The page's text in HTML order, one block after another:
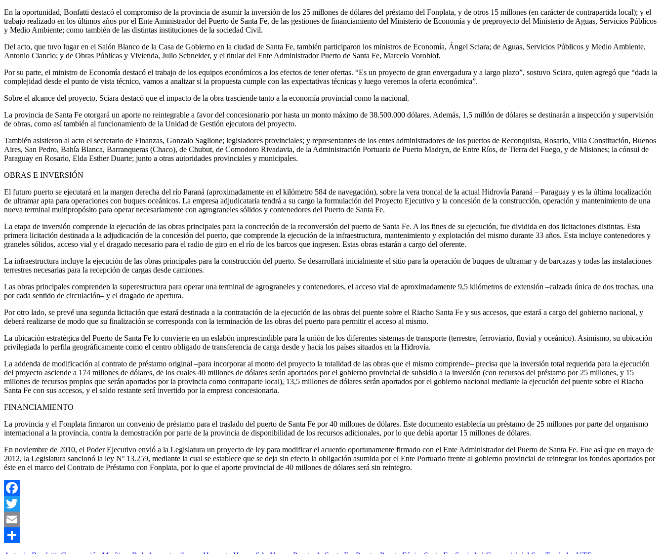
En la oportunidad, Bonfatti destacó el compromiso de la provincia de asumir la inversión de los 25 millones de dólares del préstamo del Fonplata, y de otros 15 millones (en carácter de contrapartida local); y el
trabajo realizado en los últimos años por el Ente Aministrador del Puerto de Santa Fe, de las gestiones de financiamiento del Ministerio de Economía y de preproyecto del Ministerio de Aguas, Servicios Públicos
y Medio Ambiente; como también de las distintas instituciones de la sociedad Civil.
Del acto, que tuvo lugar en el Salón Blanco de la Casa de Gobierno en la ciudad de Santa Fe, también participaron los ministros de Economía, Ángel Sciara; de Aguas, Servicios Públicos y Medio Ambiente,
Antonio Ciancio; y de Obras Públicas y Vivienda, Julio Schneider, y el titular del Ente Administrador Puerto de Santa Fe, Marcelo Vorobiof.
Por su parte, el ministro de Economía destacó el trabajo de los equipos económicos a los efectos de tener ofertas. “Es un proyecto de gran envergadura y a largo plazo”, sostuvo Sciara, quien agregó que “dada la
complejidad desde el punto de vista técnico, vamos a analizar si la propuesta cumple con las expectativas técnicas y luego veremos la oferta económica”.
Sobre el alcance del proyecto, Sciara destacó que el impacto de la obra trasciende tanto a la economía provincial como la nacional.
La provincia de Santa Fe otorgará un aporte no reintegrable a favor del concesionario por hasta un monto máximo de 38.500.000 dólares. Además, 1,5 millón de dólares se destinarán a inspección y supervisión
de obras, como así también al funcionamiento de la Unidad de Gestión ejecutora del proyecto.
También asistieron al acto el secretario de Finanzas, Gonzalo Saglione; legisladores provinciales; y representantes de los entes administradores de los puertos de Reconquista, Rosario, Villa Constitución, Buenos
Aires, San Pedro, Bahía Blanca, Barranqueras (Chaco), de Chubut, de Comodoro Rivadavia, de la Administración Portuaria de Puerto Madryn, de Entre Ríos, de Tierra del Fuego, y de Misiones; la cónsul de
Paraguay en Rosario, Elda Esther Duarte; junto a otras autoridades provinciales y municipales.
OBRAS E INVERSIÓN
El futuro puerto se ejecutará en la margen derecha del río Paraná (aproximadamente en el kilómetro 584 de navegación), sobre la vera troncal de la actual Hidrovía Paraná – Paraguay y es la última localización
de ultramar apta para operaciones con buques oceánicos. La empresa adjudicataria tendrá a su cargo la formulación del Proyecto Ejecutivo y la concesión de la construcción, operación y mantenimiento de una
nueva terminal multipropósito para operar necesariamente con agrograneles sólidos y contenedores del Puerto de Santa Fe.
La etapa de inversión comprende la ejecución de las obras principales para la concreción de la reconversión del puerto de Santa Fe. A los fines de su ejecución, fue dividida en dos licitaciones distintas. Esta
primera licitación destinada a la adjudicación de la concesión del puerto, que comprende la ejecución de la infraestructura, mantenimiento y explotación del mismo durante 33 años. Esta incluye contenedores y
graneles sólidos, acceso vial y el dragado necesario para el radio de giro en el río de los barcos que ingresen. Estas obras estarán a cargo del oferente.
La infraestructura incluye la ejecución de las obras principales para la construcción del puerto. Se desarrollará inicialmente el sitio para la operación de buques de ultramar y de barcazas y todas las instalaciones
terrestres necesarias para la recepción de cargas desde camiones.
Las obras principales comprenden la superestructura para operar una terminal de agrograneles y contenedores, el acceso vial de aproximadamente 9,5 kilómetros de extensión –calzada única de dos trochas, una
por cada sentido de circulación– y el dragado de apertura.
Por otro lado, se prevé una segunda licitación que estará destinada a la contratación de la ejecución de las obras del puente sobre el Riacho Santa Fe y sus accesos, que estará a cargo del gobierno nacional, y
deberá realizarse de modo que su finalización se corresponda con la terminación de las obras del puerto para permitir el acceso al mismo.
La ubicación estratégica del Puerto de Santa Fe lo convierte en un eslabón imprescindible para la unión de los diferentes sistemas de transporte (terrestre, ferroviario, fluvial y oceánico). Asimismo, su ubicación
privilegiada lo perfila geográficamente como el centro obligado de transferencia de carga desde y hacia los países situados en la Hidrovía.
La addenda de modificación al contrato de préstamo original –para incorporar al monto del proyecto la totalidad de las obras que el mismo comprende– precisa que la inversión total requerida para la ejecución
del proyecto asciende a 174 millones de dólares, de los cuales 40 millones de dólares serán aportados por el gobierno provincial de subsidio a la inversión (con recursos del préstamo por 25 millones, y 15
millones de recursos propios que serán aportados por la provincia como contraparte local), 13,5 millones de dólares serán aportados por el gobierno nacional mediante la ejecución del puente sobre el Riacho
Santa Fe con sus accesos, y el saldo restante será invertido por la empresa concesionaria.
FINANCIAMIENTO
La provincia y el Fonplata firmaron un convenio de préstamo para el traslado del puerto de Santa Fe por 40 millones de dólares. Este documento establecía un préstamo de 25 millones por parte del organismo
internacional a la provincia, contra la demostración por parte de la provincia de disponibilidad de los recursos adicionales, por lo que debía aportar 15 millones de dólares.
En noviembre de 2010, el Poder Ejecutivo envió a la Legislatura un proyecto de ley para modificar el acuerdo oportunamente firmado con el Ente Administrador del Puerto de Santa Fe. Fue así que en mayo de
2012, la Legislatura sancionó la ley Nº 13.259, mediante la cual se establece que se deja sin efecto la obligación asumida por el Ente Portuario frente al gobierno provincial de reintegrar los fondos aportados por
éste en el marco del Contrato de Préstamo con Fonplata, por lo que el aporte provincial de 40 millones de dólares será sin reintegro.
Facebook
Twitter
Email
Compartir